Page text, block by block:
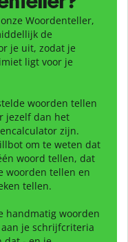
Woordenteller,
de
je uit, zodat je
ligt voor je
woorden tellen
jezelf dan het
zijn.
om te weten dat
woord tellen, dat
woorden tellen en
tellen.
handmatig woorden
je schrijfcriteria